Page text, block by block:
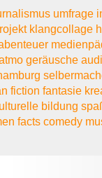
umfrage
klangcollage
geräusche
fictionfantasie
bildung
factscomedy